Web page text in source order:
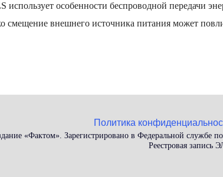
использует особенности беспроводной передачи
смещение внешнего источника питания может
Политика
«Фактом». Зарегистрировано в Федеральной
Реестровая запись